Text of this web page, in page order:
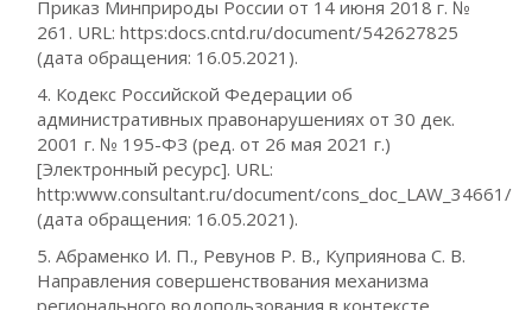
Приказ Минприроды России от 14 июня 2018 г. №
261. URL: https:docs.cntd.ru/document/542627825
(дата обращения: 16.05.2021).
4. Кодекс Российской Федерации об
административных правонарушениях от 30 дек.
2001 г. № 195-ФЗ (ред. от 26 мая 2021 г.)
[Электронный ресурс]. URL:
http:www.consultant.ru/document/cons_doc_LAW_34661/
(дата обращения: 16.05.2021).
5. Абраменко И. П., Ревунов Р. В., Куприянова С. В.
Направления совершенствования механизма
регионального водопользования в контексте